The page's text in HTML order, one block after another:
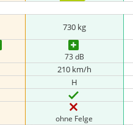
730 kg
73 dB
210 km/h
H
ohne Felge